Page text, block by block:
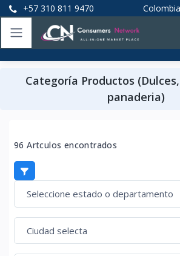
+57 310 811 9470 Colombia
Categoría Productos
panaderia)
96 Artculos encontrados